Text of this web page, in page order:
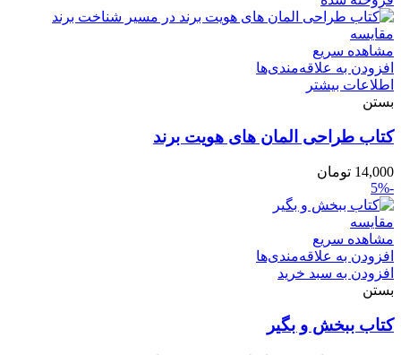
مقایسه
مشاهده سریع
افزودن به علاقه‌مندی‌ها
اطلاعات بیشتر
بستن
کتاب طراحی المان های هویت برند
14,000 تومان
-5%
مقایسه
مشاهده سریع
افزودن به علاقه‌مندی‌ها
افزودن به سبد خرید
بستن
کتاب ببخش و بگیر